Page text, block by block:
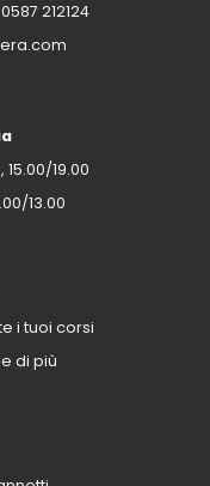
0587 212124
19.00
13.00
i tuoi corsi
di più